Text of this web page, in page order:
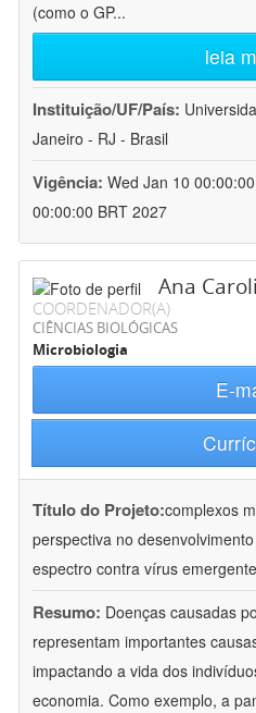
(como o GP...
leia
Instituição/UF/País:
Janeiro - RJ - Brasil
Vigência: Wed Jan 10
00:00:00 BRT 2027
Ana
COORDENADOR(A)
CIÊNCIAS BIOLÓGICAS
Microbiologia
E-
Título do Projeto:complexos
perspectiva no
espectro contra vírus
Resumo: Doenças causadas
representam importantes
impactando a vida dos
economia. Como exemplo, a